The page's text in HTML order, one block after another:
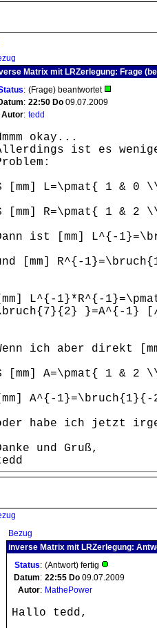
Matrix mit LRZerlegung: Frage
: (Frage) beantwortet
: 22:50 Do 09.07.2009
Autor: tedd
okay...
ist es
[mm] L=\pmat{ 1 & 0
[mm] R=\pmat{ 1 &
ist [mm] L^{-
[mm] R^{-
L^{-1}*R^{-
}=A^{-1} [/
ich aber direkt
[mm] A=\pmat{ 1 & 2
A^{-
habe ich jetzt
und Gruß,
Bezug
inverse Matrix mit LRZerlegung:
Status: (Antwort) fertig
Datum: 22:55 Do 09.07.2009
Autor: MathePower
Hallo tedd,